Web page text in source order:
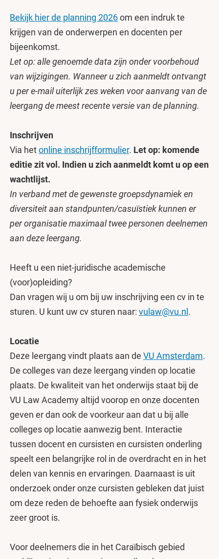
Bekijk hier de planning 2026om een indruk te
krijgen van de onderwerpen en docenten per
bijeenkomst.
Let op: alle genoemde data zijn onder voorbehoud
van wijzigingen. Wanneer u zich aanmeldt ontvangt
u per e-mail uiterlijk zes weken voor aanvang van de
leergang de meest recente versie van de planning.
Inschrijven
Via hetonline inschrijfformulier. Let op: komende
editie zit vol. Indien u zich aanmeldt komt u op een
wachtlijst.
In verband met de gewenste groepsdynamiek en
diversiteit aan standpunten/casuïstiek kunnen er
per organisatie maximaal twee personen deelnemen
aan deze leergang.
Heeft u een niet-juridische academische
(voor)opleiding?
Dan vragen wij u om bij uw inschrijving een cv in te
sturen. U kunt uw cv sturen naar: vulaw@vu.nl .
Locatie
Deze leergang vindt plaats aan de VU Amsterdam.
De colleges van deze leergang vinden op locatie
plaats. De kwaliteit van het onderwijs staat bij de
VU Law Academy altijd voorop en onze docenten
geven er dan ook de voorkeur aan dat u bij alle
colleges op locatie aanwezig bent. Interactie
tussen docent en cursisten en cursisten onderling
speelt een belangrijke rol in de overdracht en in het
delen van kennis en ervaringen. Daarnaast is uit
onderzoek onder onze cursisten gebleken dat juist
om deze reden de behoefte aan fysiek onderwijs
zeer groot is.
Voor deelnemers die in het Caraïbisch gebied